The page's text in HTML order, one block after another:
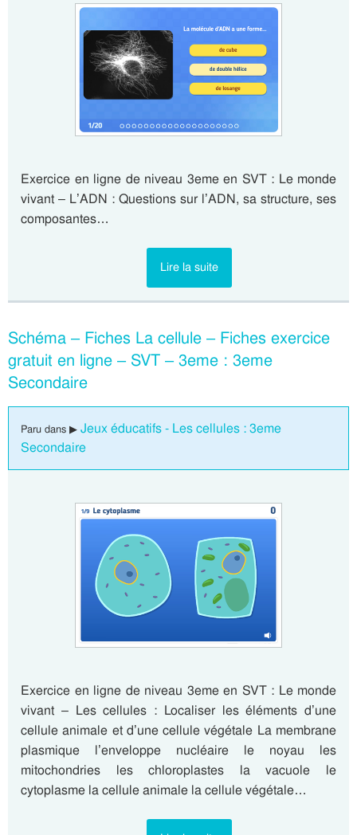
Exercice en ligne de niveau 3eme en SVT : Le monde
vivant – L’ADN : Questions sur l’ADN, sa structure, ses
composantes…
Lire la suite
Schéma – Fiches La cellule – Fiches exercice
gratuit en ligne – SVT – 3eme : 3eme
Secondaire
Paru dans ▶ Jeux éducatifs - Les cellules : 3eme
Secondaire
Exercice en ligne de niveau 3eme en SVT : Le monde
vivant – Les cellules : Localiser les éléments d’une
cellule animale et d’une cellule végétale La membrane
plasmique l’enveloppe nucléaire le noyau les
mitochondries les chloroplastes la vacuole le
cytoplasme la cellule animale la cellule végétale…